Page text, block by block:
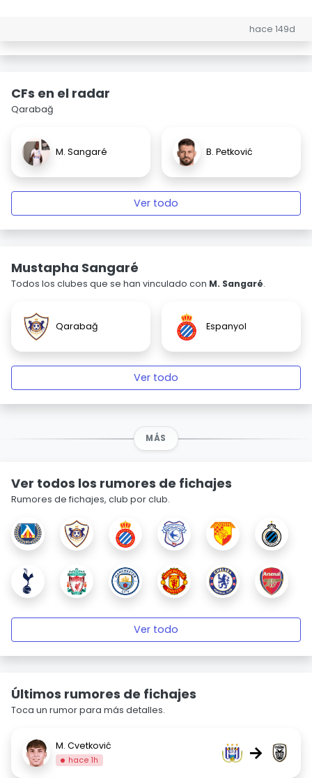
hace 149d
CFs en el radar
Qarabağ
M. Sangaré B. Petković
Ver todo
Mustapha Sangaré
Todos los clubes que se han vinculado con M. Sangaré.
Qarabağ Espanyol
Ver todo
MÁS
Ver todos los rumores de fichajes
Rumores de fichajes, club por club.
Ver todo
Últimos rumores de fichajes
Toca un rumor para más detalles.
M. Cvetković
hace 1h →